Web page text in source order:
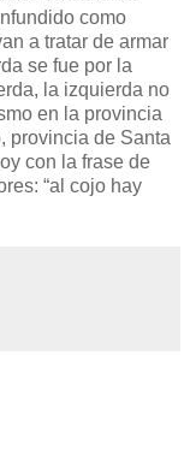
como
a tratar de armar
se fue por la
la izquierda no
en la provincia
provincia de Santa
con la frase de
“al cojo hay